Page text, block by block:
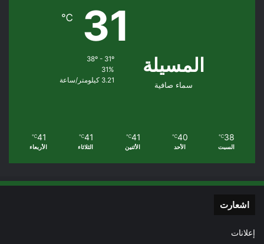
المسيلة
سماء صافية
31
℃
31%
3.21 كيلومتر/ساعة
38
℃
السبت
40
℃
الأحد
41
℃
الأثنين
41
℃
الثلاثاء
41
℃
الأربعاء
اشعارت
إعلانات